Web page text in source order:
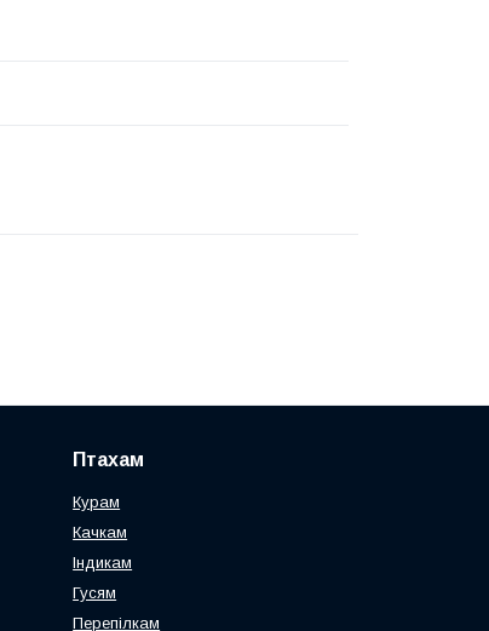
Птахам
Курам
Качкам
Індикам
Гусям
Перепілкам